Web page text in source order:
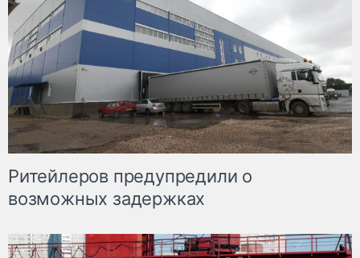
Ритейлеров предупредили о
возможных задержках